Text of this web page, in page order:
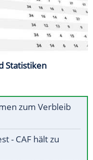
Statistiken
zum Verbleib
- CAF hält zu